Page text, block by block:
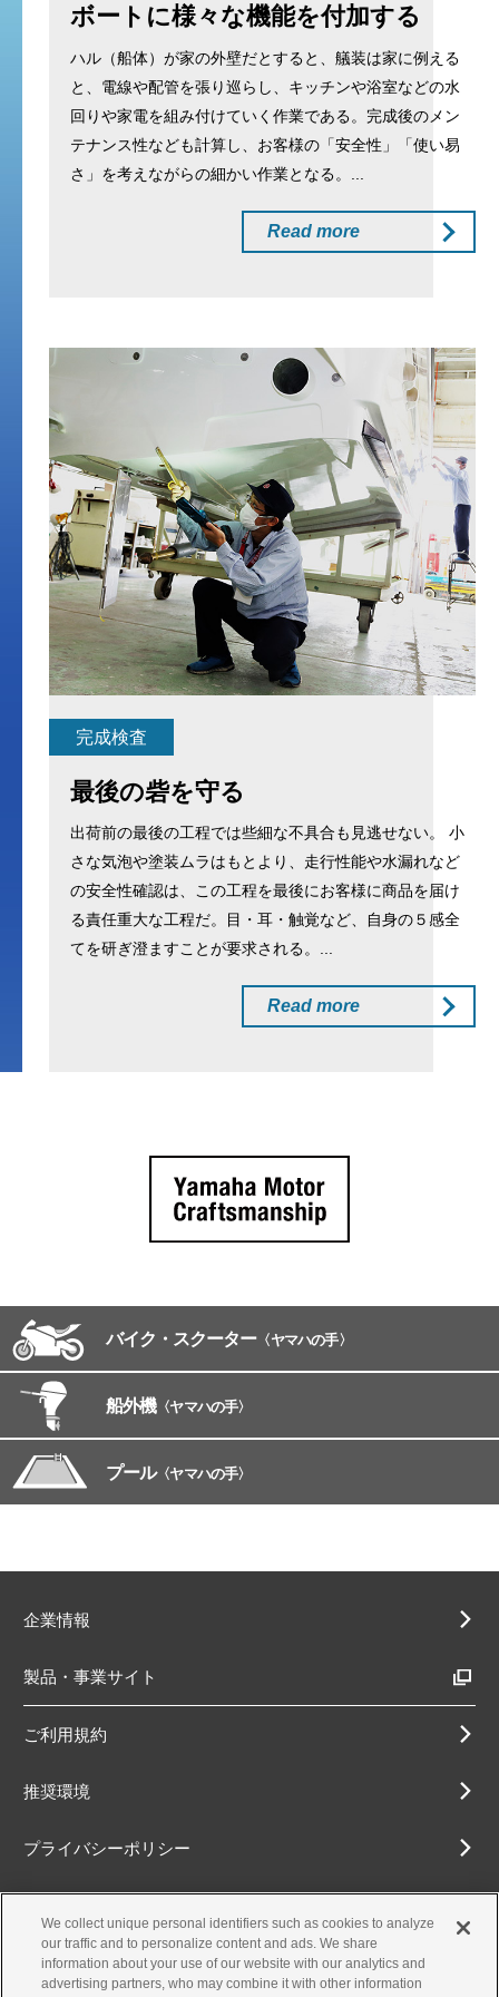
ボートに様々な機能を付加する
ハル（船体）が家の外壁だとすると、艤装は家に例える
と、電線や配管を張り巡らし、キッチンや浴室などの水
回りや家電を組み付けていく作業である。完成後のメン
テナンス性なども計算し、お客様の「安全性」「使い易
さ」を考えながらの細かい作業となる。...
Read more
完成検査
最後の砦を守る
出荷前の最後の工程では些細な不具合も見逃せない。 小
さな気泡や塗装ムラはもとより、走行性能や水漏れなど
の安全性確認は、この工程を最後にお客様に商品を届け
る責任重大な工程だ。目・耳・触覚など、自身の５感全
てを研ぎ澄ますことが要求される。...
Read more
バイク・スクーター〈ヤマハの手〉
船外機〈ヤマハの手〉
プール〈ヤマハの手〉
企業情報
製品・事業サイト
ご利用規約
推奨環境
プライバシーポリシー
アクセシビリティ方針
We collect unique personal identifiers such as cookies to analyze
our traffic and to personalize content and ads. We share
information about your use of our website with our analytics and
advertising partners, who may combine it with other information